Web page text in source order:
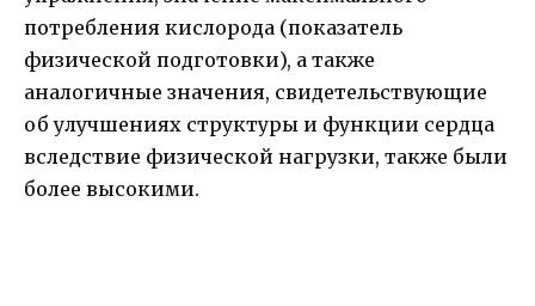
потребления кислорода (показатель
физической подготовки), а также
аналогичные значения, свидетельствующие
об улучшениях структуры и функции сердца
вследствие физической нагрузки, также были
более высокими.